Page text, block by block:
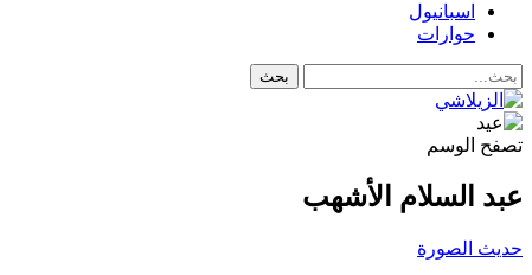
اسبانيول
حوارات
تصفح الوسم
عبد السلام الأشهب
حديث الصورة